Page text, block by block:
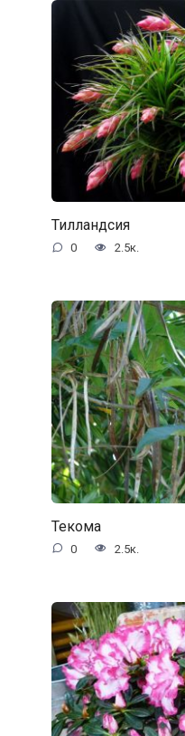
Тилландсия
0 2.5к.
Текома
0 2.5к.